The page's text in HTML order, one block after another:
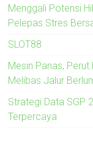
Menggali Potensi
Pelepas Stres
SLOT88
Mesin Panas,
Melibas Jalur
Strategi Data SGP
Terpercaya